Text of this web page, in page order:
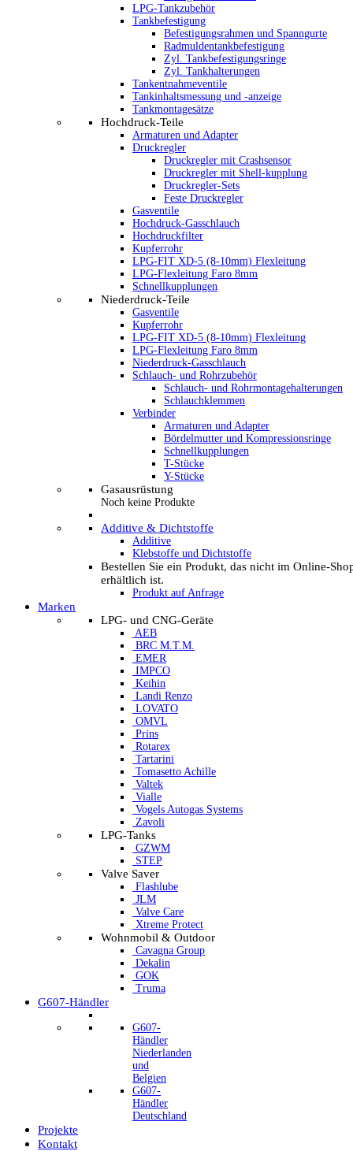
LPG-Tankzubehör
Tankbefestigung
Befestigungsrahmen und Spanngurte
Radmuldentankbefestigung
Zyl. Tankbefestigungsringe
Zyl. Tankhalterungen
Tankentnahmeventile
Tankinhaltsmessung und -anzeige
Tankmontagesätze
Hochdruck-Teile
Armaturen und Adapter
Druckregler
Druckregler mit Crashsensor
Druckregler mit Shell-kupplung
Druckregler-Sets
Feste Druckregler
Gasventile
Hochdruck-Gasschlauch
Hochdruckfilter
Kupferrohr
LPG-FIT XD-5 (8-10mm) Flexleitung
LPG-Flexleitung Faro 8mm
Schnellkupplungen
Niederdruck-Teile
Gasventile
Kupferrohr
LPG-FIT XD-5 (8-10mm) Flexleitung
LPG-Flexleitung Faro 8mm
Niederdruck-Gasschlauch
Schlauch- und Rohrzubehör
Schlauch- und Rohrmontagehalterungen
Schlauchklemmen
Verbinder
Armaturen und Adapter
Bördelmutter und Kompressionsringe
Schnellkupplungen
T-Stücke
Y-Stücke
Gasausrüstung
Noch keine Produkte
Additive & Dichtstoffe
Additive
Klebstoffe und Dichtstoffe
Bestellen Sie ein Produkt, das nicht im Online-
erhältlich ist.
Produkt auf Anfrage
Marken
LPG- und CNG-Geräte
AEB
BRC M.T.M.
EMER
IMPCO
Keihin
Landi Renzo
LOVATO
OMVL
Prins
Rotarex
Tartarini
Tomasetto Achille
Valtek
Vialle
Vogels Autogas Systems
Zavoli
LPG-Tanks
GZWM
STEP
Valve Saver
Flashlube
JLM
Valve Care
Xtreme Protect
Wohnmobil & Outdoor
Cavagna Group
Dekalin
GOK
Truma
G607-Händler
G607-
Händler
Niederlanden
und
Belgien
G607-
Händler
Deutschland
Projekte
Kontakt